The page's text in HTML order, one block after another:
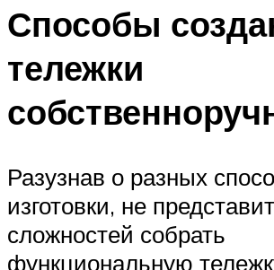
Способы
тележки
Разузнав о разных
изготовки, не
сложностей собрать
функциональную